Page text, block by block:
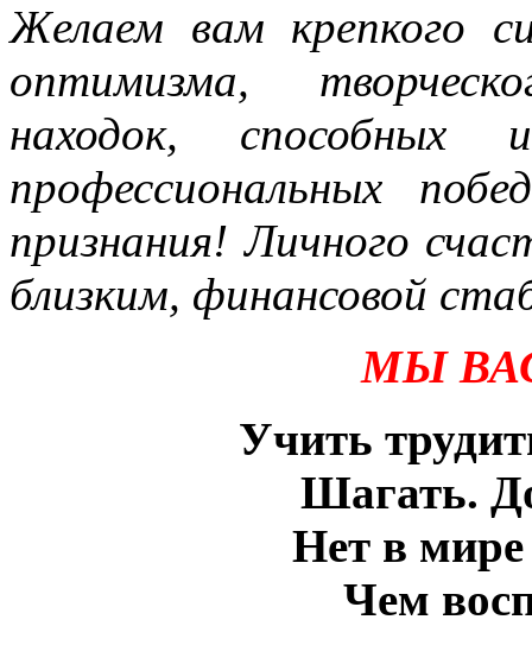
Желаем вам крепкого
оптимизма,
находок, способных
профессиональных
признания! Личного
близким, финансовой
МЫ
Учить
Шагать.
Нет в мире
Чем